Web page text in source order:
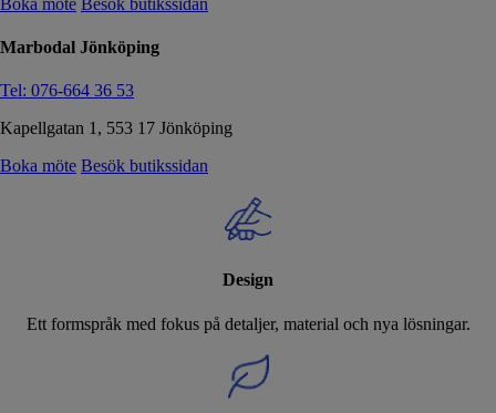
Marbodal Jönköping
Tel: 076-664 36 53
Kapellgatan 1, 553 17 Jönköping
Boka möte Besök butikssidan
Design
Ett formspråk med fokus på detaljer, material och nya lösningar.